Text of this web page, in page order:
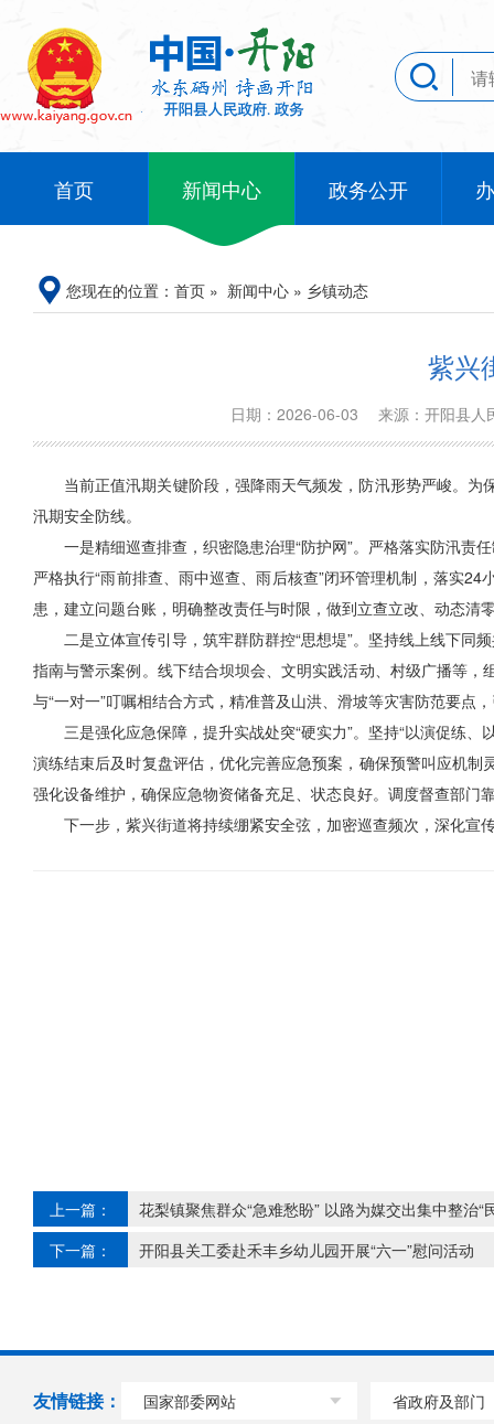
首页 新闻中心 政务公开
您现在的位置： 首页 » 新闻中心 » 乡镇动态
紫兴
日期：2026-06-03 来源：开阳县
当前正值汛期关键阶段，强降雨天气频发，防汛形势严峻。
汛期安全防线。
一是精细巡查排查，织密隐患治理“防护网”。严格落实防汛责
严格执行“雨前排查、雨中巡查、雨后核查”闭环管理机制，落实
患，建立问题台账，明确整改责任与时限，做到立查立改、动态清
二是立体宣传引导，筑牢群防群控“思想堤”。坚持线上线下同
指南与警示案例。线下结合坝坝会、文明实践活动、村级广播等
与“一对一”叮嘱相结合方式，精准普及山洪、滑坡等灾害防范要点
三是强化应急保障，提升实战处突“硬实力”。坚持“以演促练
演练结束后及时复盘评估，优化完善应急预案，确保预警叫应机
强化设备维护，确保应急物资储备充足、状态良好。调度督查部
下一步，紫兴街道将持续绷紧安全弦，加密巡查频次，深化
上一篇：
花梨镇聚焦群众“急难愁盼” 以路为媒交出集中整治“
下一篇：
开阳县关工委赴禾丰乡幼儿园开展“六一”慰问活动
友情链接： 国家部委网站 省政府及部门